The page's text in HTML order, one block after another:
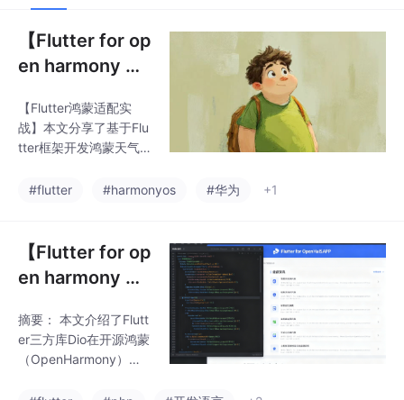
【Flutter for op
en harmony 】
eather_icons的
鸿蒙化适配与实
【Flutter鸿蒙适配实
战】本文分享了基于Flu
tter框架开发鸿蒙天气A
weather_icons三方库
术选型和实现步骤。文
章包含完整的代码示
例，重点讲解了天气数
装和UI界面开发，特别
标注了鸿蒙平台适配时
遇到的权限配置等坑
#flutter #harmonyos #华为 +1
【Flutter for op
en harmony 】
o的鸿蒙化适配
与实战指南
摘要： 本文介绍了Flutt
er三方库Dio在开源鸿蒙
（OpenHarmony）上